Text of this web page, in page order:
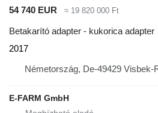
54 740 EUR
≈ 19 820 000 Ft
Betakarító adapter - kukorica adapter
2017
Németország, De-49429 Visbek-
E-FARM GmbH